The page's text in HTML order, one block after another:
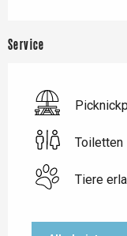
Service
Toiletten
Tiere